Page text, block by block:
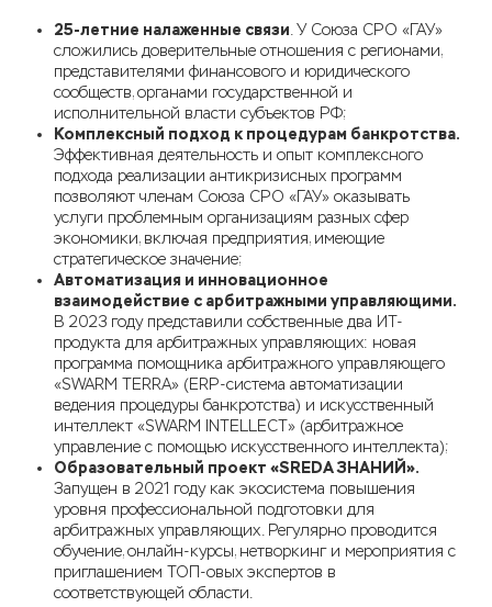
25-летние налаженные связи. У Союза СРО«ГАУ»
сложились доверительные отношения с регионами,
представителями финансового и юридического
сообществ, органами государственной и
исполнительной власти субъектов РФ;
Комплексный подход к процедурам банкротства.
Эффективная деятельность и опыт комплексного
подхода реализации антикризисных программ
позволяют членам Союза СРО«ГАУ» оказывать
услуги проблемным организациям разных сфер
экономики, включая предприятия, имеющие
стратегическое значение;
Автоматизация и инновационное
взаимодействие с арбитражными управляющими.
В 2023 году представили собственныедва ИТ-
продукта для арбитражных управляющих: новая
программа помощника арбитражного управляющего
«SWARM TERRA» (ERP-система автоматизации
ведения процедуры банкротства) и искусственный
интеллект «SWARM INTELLECT» (арбитражное
управление с помощью искусственного интеллекта);
Образовательный проект«SREDA ЗНАНИ Й».
Запущен в 2021 годукакэкосистема повышения
уровня профессиональной подготовки для
арбитражных управляющих.Регулярно проводится
обучение,онлайн-курсы, нетворкинг и мероприятия с
приглашением ТОП-овых экспертов в
соответствующей области.